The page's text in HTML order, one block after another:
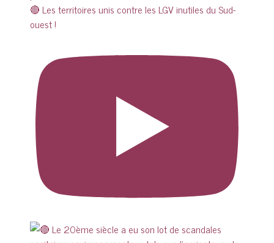
🔴 Les territoires unis contre les LGV inutiles du Sud-
ouest !